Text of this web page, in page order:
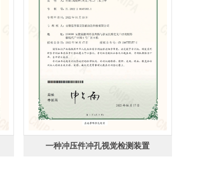
一种冲压件冲孔视觉检测装置